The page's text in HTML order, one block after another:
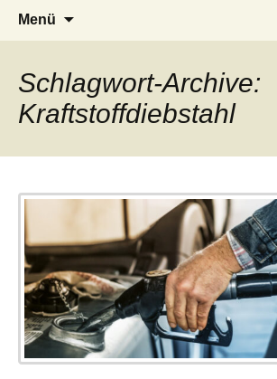
LUCKX
– das Magazin
Menü
Schlagwort-Archive:
Kraftstoffdiebstahl